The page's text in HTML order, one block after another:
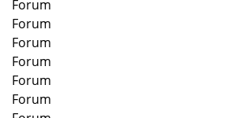
Forum
Forum
Forum
Forum
Forum
Forum